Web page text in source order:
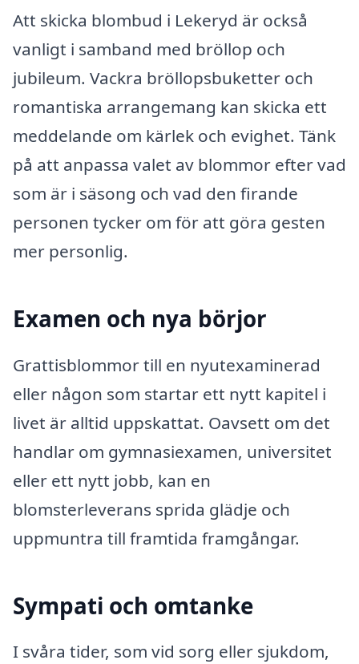
Att skicka blombud i Lekeryd är också
vanligt i samband med bröllop och
jubileum. Vackra bröllopsbuketter och
romantiska arrangemang kan skicka ett
meddelande om kärlek och evighet. Tänk
på att anpassa valet av blommor efter vad
som är i säsong och vad den firande
personen tycker om för att göra gesten
mer personlig.
Examen och nya börjor
Grattisblommor till en nyutexaminerad
eller någon som startar ett nytt kapitel i
livet är alltid uppskattat. Oavsett om det
handlar om gymnasiexamen, universitet
eller ett nytt jobb, kan en
blomsterleverans sprida glädje och
uppmuntra till framtida framgångar.
Sympati och omtanke
I svåra tider, som vid sorg eller sjukdom,